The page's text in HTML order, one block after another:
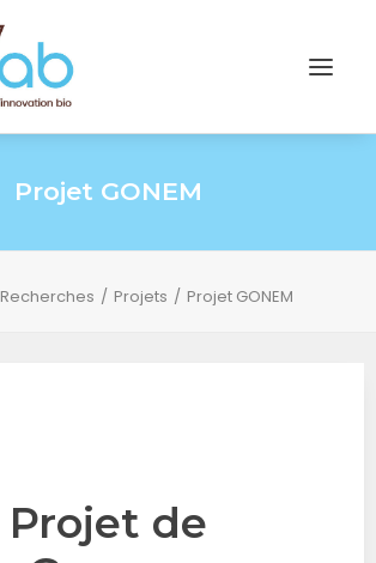
Projet GONEM
Recherches Projets Projet GONEM
Projet de